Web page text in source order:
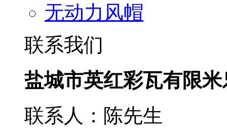
无动力风帽
联系我们
盐城市英红彩瓦有限
联系人：陈先生